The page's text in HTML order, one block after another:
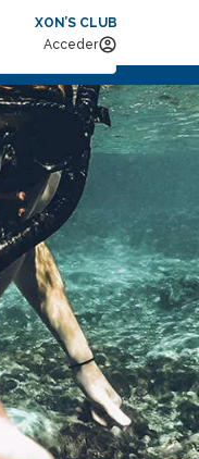
XON’S CLUB
Acceder